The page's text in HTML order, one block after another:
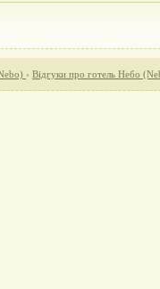
› Відгуки про готель Небо